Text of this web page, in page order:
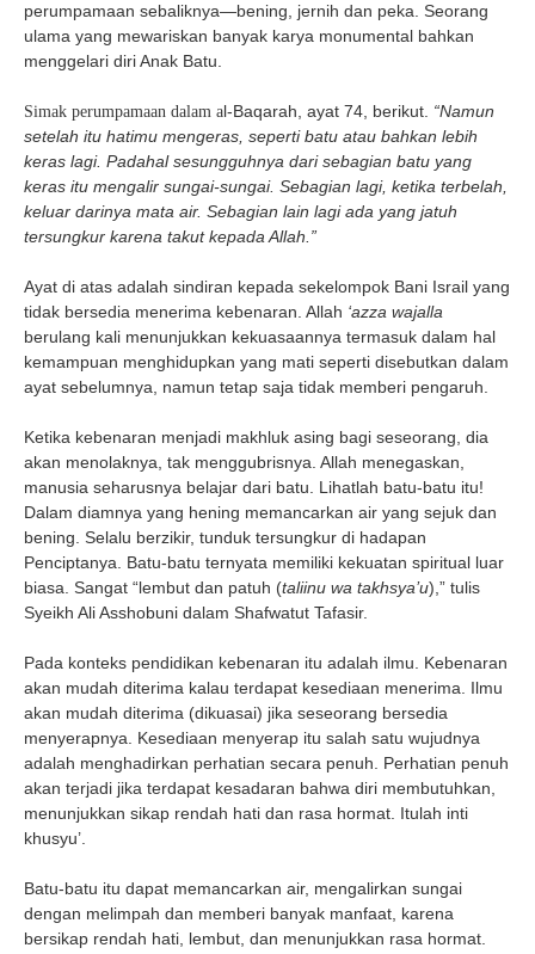
perumpamaan sebaliknya—bening, jernih dan peka. Seorang
ulama yang mewariskan banyak karya monumental bahkan
menggelari diri Anak Batu.
Simak perumpamaan dalam al-Baqarah, ayat 74, berikut. “Namun
setelah itu hatimu mengeras, seperti batu atau bahkan lebih
keras lagi. Padahal sesungguhnya dari sebagian batu yang
keras itu mengalir sungai-sungai. Sebagian lagi, ketika terbelah,
keluar darinya mata air. Sebagian lain lagi ada yang jatuh
tersungkur karena takut kepada Allah.”
Ayat di atas adalah sindiran kepada sekelompok Bani Israil yang
tidak bersedia menerima kebenaran. Allah ‘azza wajalla
berulang kali menunjukkan kekuasaannya termasuk dalam hal
kemampuan menghidupkan yang mati seperti disebutkan dalam
ayat sebelumnya, namun tetap saja tidak memberi pengaruh.
Ketika kebenaran menjadi makhluk asing bagi seseorang, dia
akan menolaknya, tak menggubrisnya. Allah menegaskan,
manusia seharusnya belajar dari batu. Lihatlah batu-batu itu!
Dalam diamnya yang hening memancarkan air yang sejuk dan
bening. Selalu berzikir, tunduk tersungkur di hadapan
Penciptanya. Batu-batu ternyata memiliki kekuatan spiritual luar
biasa. Sangat “lembut dan patuh (taliinu wa takhsya’u),” tulis
Syeikh Ali Asshobuni dalam Shafwatut Tafasir.
Pada konteks pendidikan kebenaran itu adalah ilmu. Kebenaran
akan mudah diterima kalau terdapat kesediaan menerima. Ilmu
akan mudah diterima (dikuasai) jika seseorang bersedia
menyerapnya. Kesediaan menyerap itu salah satu wujudnya
adalah menghadirkan perhatian secara penuh. Perhatian penuh
akan terjadi jika terdapat kesadaran bahwa diri membutuhkan,
menunjukkan sikap rendah hati dan rasa hormat. Itulah inti
khusyu’.
Batu-batu itu dapat memancarkan air, mengalirkan sungai
dengan melimpah dan memberi banyak manfaat, karena
bersikap rendah hati, lembut, dan menunjukkan rasa hormat.